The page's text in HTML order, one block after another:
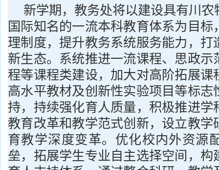
新学期，教务处将以建设具有川
国际知名的一流本科教育体系为目标
理制度，提升教务系统服务能力，打
新生态。系统推进一流课程、思政示
程等课程类建设，加大对高阶拓展课
高水平教材及创新性实验项目等标志
持，持续强化育人质量，积极推进学
教育改革和教学范式创新，设立教学
育教学深度变革。优化校内外资源
垒，拓展学生专业自主选择空间，构